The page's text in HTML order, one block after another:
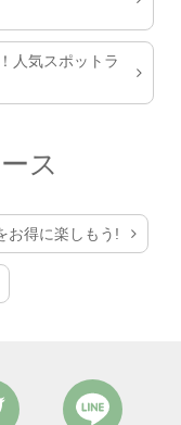
人気スポットラ
ス
お得に楽しもう!